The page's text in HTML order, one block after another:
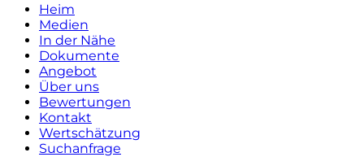
Heim
Medien
In der Nähe
Dokumente
Angebot
Über uns
Bewertungen
Kontakt
Wertschätzung
Suchanfrage